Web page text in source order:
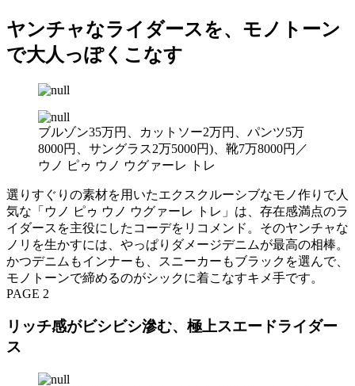
ヤンチャなライダースを、モノトーン
で大人っぽくこなす
ブルゾン35万円、カットソー2万円、パンツ5万
8000円、サングラス2万5000円)、靴7万8000円／
ウノ ピゥ ウノ ウグァーレ トレ
選りすぐりの素材を用いたエクスクルーシブなモノ作りで人
気な「ウノ ピゥ ウノ ウグァーレ トレ」は、存在感満点のラ
イダースを主役にしたコーデをリコメンド。そのヤンチャな
ノリを生かすには、やっぱりダメージデニムが最高の相棒。
かつデニムもインナーも、スニーカーもブラックを選んで、
モノトーンで締めるのがシックに着こなすキメ手です。
PAGE 2
リッチ感がビシビシ滲む、極上スエードライダー
ス